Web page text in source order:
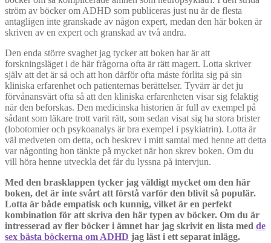
ström av böcker om ADHD som publiceras just nu är de flesta
antagligen inte granskade av någon expert, medan den här boken är
skriven av en expert och granskad av två andra.
Den enda större svaghet jag tycker att boken har är att
forskningsläget i de här frågorna ofta är rätt magert. Lotta skriver
själv att det är så och att hon därför ofta måste förlita sig på sin
kliniska erfarenhet och patienternas berättelser. Tyvärr är det ju
förvånansvärt ofta så att den kliniska erfarenheten visar sig felaktig
när den beforskas. Den medicinska historien är full av exempel på
sådant som läkare trott varit rätt, som sedan visat sig ha stora brister
(lobotomier och psykoanalys är bra exempel i psykiatrin). Lotta är
väl medveten om detta, och beskrev i mitt samtal med henne att detta
var någonting hon tänkte på mycket när hon skrev boken. Om du
vill höra henne utveckla det får du lyssna på intervjun.
Med den brasklappen tycker jag väldigt mycket om den här
boken, det är inte svårt att förstå varför den blivit så populär.
Lotta är både empatisk och kunnig, vilket är en perfekt
kombination för att skriva den här typen av böcker. Om du är
intresserad av fler böcker i ämnet har jag skrivit en lista med de
sex bästa böckerna om ADHD jag läst i ett separat inlägg.